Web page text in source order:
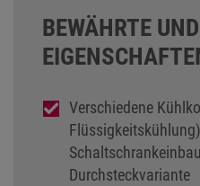
BEWÄHRTE
Verschiedene
Durchsteckvariante